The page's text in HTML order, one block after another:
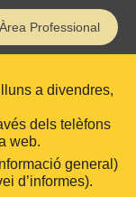
Àrea Professional
a divendres,
dels telèfons
web.
general)
d’informes).